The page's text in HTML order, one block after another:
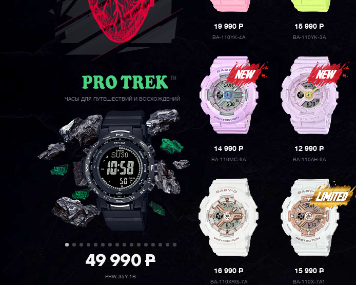
ЧАСЫ ДЛЯ ПУТЕШЕСТВИЙ И ВОСХОЖДЕНИЙ
49 990P
PRW-35Y-1B
19 990P
BA-110YK-4A
15 990P
BA-110YK-3A
14 990P
BA-110MC-6A
12 990P
BA-110AH-6A
16 990P
BA-110XRG-7A
15 990P
BA-110X-7A1